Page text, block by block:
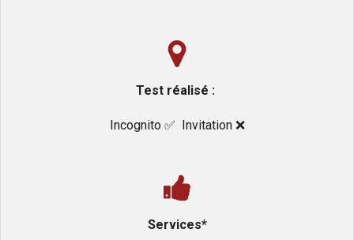
Test réalisé :
Incognito ✅️ Invitation ❌️
Services*